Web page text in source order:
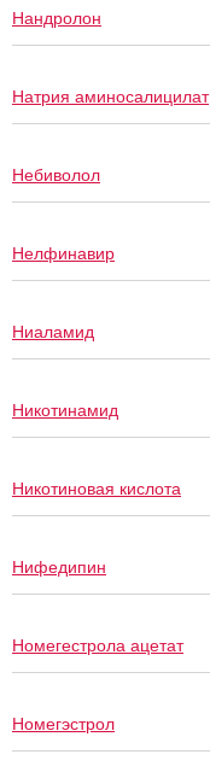
Нандролон
Натрия аминосалицилат
Небиволол
Нелфинавир
Ниаламид
Никотинамид
Никотиновая кислота
Нифедипин
Номегестрола ацетат
Номегэстрол